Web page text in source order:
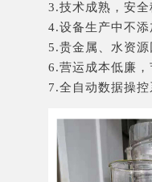
3.技术成熟，安全
4.设备生产中不添
5.贵金属、水资源
6.营运成本低廉，
7.全自动数据操控